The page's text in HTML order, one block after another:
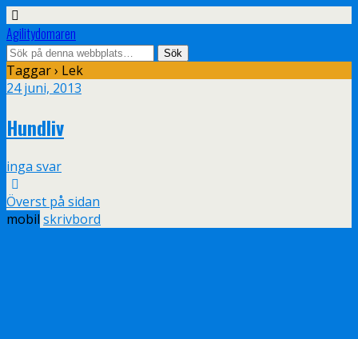
Agilitydomaren
Taggar › Lek
24 juni, 2013
Hundliv
inga svar
Överst på sidan
mobil skrivbord